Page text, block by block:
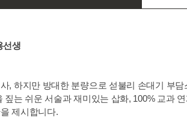
선생
, 하지만 방대한 분량으로 섣불리 손대기 부
는 쉬운 서술과 재미있는 삽화, 100% 교과
제시합니다.